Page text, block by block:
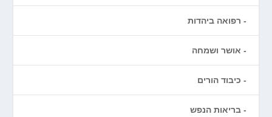
רפואה ביהדות
אושר ושמחה
כיבוד הורים
בריאות הנפש